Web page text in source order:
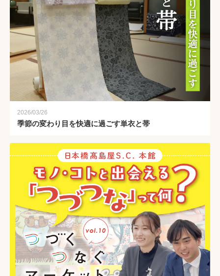
2026/03/26
季節の変わり目を快適に過ごす単衣と帯